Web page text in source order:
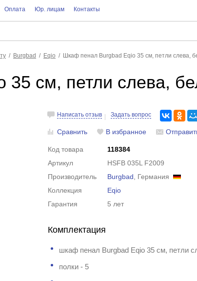
Оплата Юр. лицам Контакты
Burgbad Eqio Шкаф пенал Burgbad Eqio 35 см, петли слева,
см, петли слева,
Написать отзыв Задать вопрос
Сравнить В избранное
Код товара
118384
Артикул
HSFB 035L F2009
Производитель
Burgbad , Германия
Коллекция
Eqio
Гарантия
5 лет
Комплектация
шкаф пенал Burgbad Eqio 35 см, петли
полки - 5